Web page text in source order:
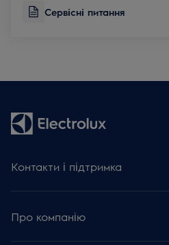
Сервісні питання
Контакти і підтримка
Сервісні питання
База знань та поради
Зареєструвати виріб
Про компанію